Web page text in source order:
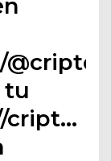
tu
cript…